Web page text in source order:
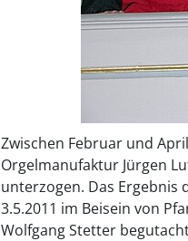
Zwischen Februar und
Orgelmanufaktur Jürgen
unterzogen. Das Ergebnis
3.5.2011 im Beisein von
Wolfgang Stetter